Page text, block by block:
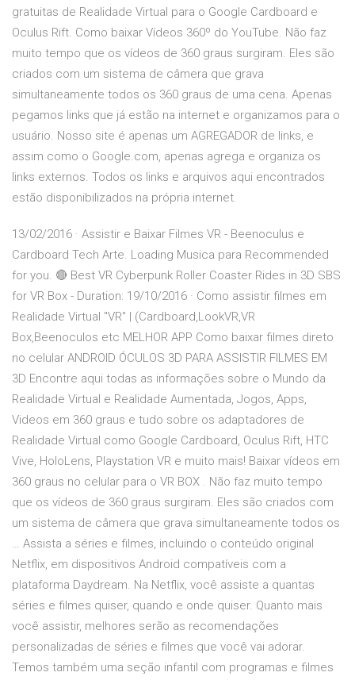
gratuitas de Realidade Virtual para o Google Cardboard e
Oculus Rift. Como baixar Vídeos 360º do YouTube. Não faz
muito tempo que os vídeos de 360 graus surgiram. Eles são
criados com um sistema de câmera que grava
simultaneamente todos os 360 graus de uma cena. Apenas
pegamos links que já estão na internet e organizamos para o
usuário. Nosso site é apenas um AGREGADOR de links, e
assim como o Google.com, apenas agrega e organiza os
links externos. Todos os links e arquivos aqui encontrados
estão disponibilizados na própria internet.
13/02/2016 · Assistir e Baixar Filmes VR - Beenoculus e
Cardboard Tech Arte. Loading Musica para Recommended
for you. 🔴 Best VR Cyberpunk Roller Coaster Rides in 3D SBS
for VR Box - Duration: 19/10/2016 · Como assistir filmes em
Realidade Virtual "VR" | (Cardboard,LookVR,VR
Box,Beenoculos etc MELHOR APP Como baixar filmes direto
no celular ANDROID ÓCULOS 3D PARA ASSISTIR FILMES EM
3D Encontre aqui todas as informações sobre o Mundo da
Realidade Virtual e Realidade Aumentada, Jogos, Apps,
Videos em 360 graus e tudo sobre os adaptadores de
Realidade Virtual como Google Cardboard, Oculus Rift, HTC
Vive, HoloLens, Playstation VR e muito mais! Baixar vídeos em
360 graus no celular para o VR BOX . Não faz muito tempo
que os vídeos de 360 graus surgiram. Eles são criados com
um sistema de câmera que grava simultaneamente todos os
… Assista a séries e filmes, incluindo o conteúdo original
Netflix, em dispositivos Android compatíveis com a
plataforma Daydream. Na Netflix, você assiste a quantas
séries e filmes quiser, quando e onde quiser. Quanto mais
você assistir, melhores serão as recomendações
personalizadas de séries e filmes que você vai adorar.
Temos também uma seção infantil com programas e filmes